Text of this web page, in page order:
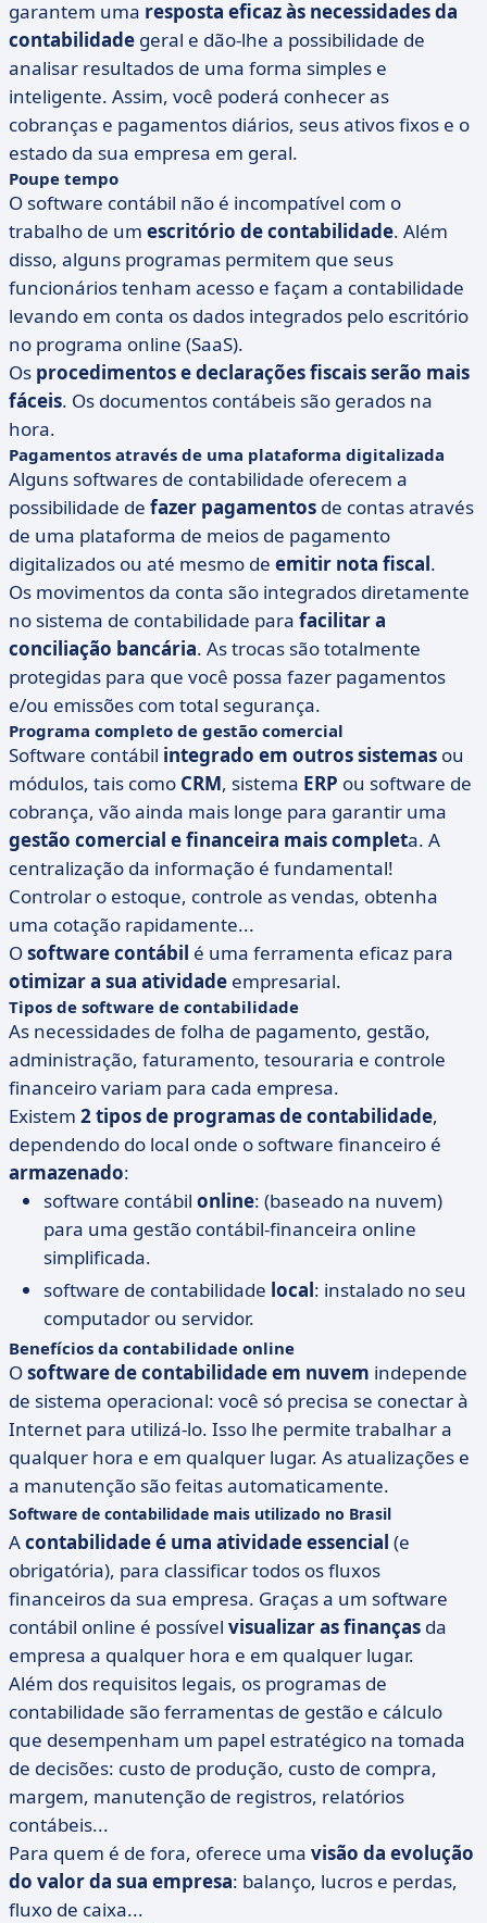
garantem uma resposta eficaz às necessidades da
contabilidade geral e dão-lhe a possibilidade de
analisar resultados de uma forma simples e
inteligente. Assim, você poderá conhecer as
cobranças e pagamentos diários, seus ativos fixos e o
estado da sua empresa em geral.
Poupe tempo
O software contábil não é incompatível com o
trabalho de um escritório de contabilidade. Além
disso, alguns programas permitem que seus
funcionários tenham acesso e façam a contabilidade
levando em conta os dados integrados pelo escritório
no programa online (SaaS).
Os procedimentos e declarações fiscais serão mais
fáceis. Os documentos contábeis são gerados na
hora.
Pagamentos através de uma plataforma digitalizada
Alguns softwares de contabilidade oferecem a
possibilidade de fazer pagamentos de contas através
de uma plataforma de meios de pagamento
digitalizados ou até mesmo de emitir nota fiscal.
Os movimentos da conta são integrados diretamente
no sistema de contabilidade para facilitar a
conciliação bancária. As trocas são totalmente
protegidas para que você possa fazer pagamentos
e/ou emissões com total segurança.
Programa completo de gestão comercial
Software contábil integrado em outros sistemas ou
módulos, tais como CRM, sistema ERP ou software de
cobrança, vão ainda mais longe para garantir uma
gestão comercial e financeira mais completa. A
centralização da informação é fundamental!
Controlar o estoque, controle as vendas, obtenha
uma cotação rapidamente...
Osoftware contábil é uma ferramenta eficaz para
otimizar a sua atividade empresarial.
Tipos de software de contabilidade
As necessidades de folha de pagamento, gestão,
administração, faturamento, tesouraria e controle
financeiro variam para cada empresa.
Existem 2 tipos de programas de contabilidade,
dependendo do local onde o software financeiro é
armazenado:
software contábil online: (baseado na nuvem)
para uma gestão contábil-financeira online
simplificada.
software de contabilidade local: instalado no seu
computador ou servidor.
Benefícios da contabilidade online
Osoftware de contabilidade em nuvem independe
de sistema operacional: você só precisa se conectar à
Internet para utilizá-lo. Isso lhe permite trabalhar a
qualquer hora e em qualquer lugar. As atualizações e
a manutenção são feitas automaticamente.
Software de contabilidade mais utilizado no Brasil
Acontabilidade é uma atividade essencial (e
obrigatória), para classificar todos os fluxos
financeiros da sua empresa. Graças a um software
contábil online é possível visualizar as finanças da
empresa a qualquer hora e em qualquer lugar.
Além dos requisitos legais, os programas de
contabilidade são ferramentas de gestão e cálculo
que desempenham um papel estratégico na tomada
de decisões: custo de produção, custo de compra,
margem, manutenção de registros, relatórios
contábeis...
Para quem é de fora, oferece uma visão da evolução
do valor da sua empresa: balanço, lucros e perdas,
fluxo de caixa...